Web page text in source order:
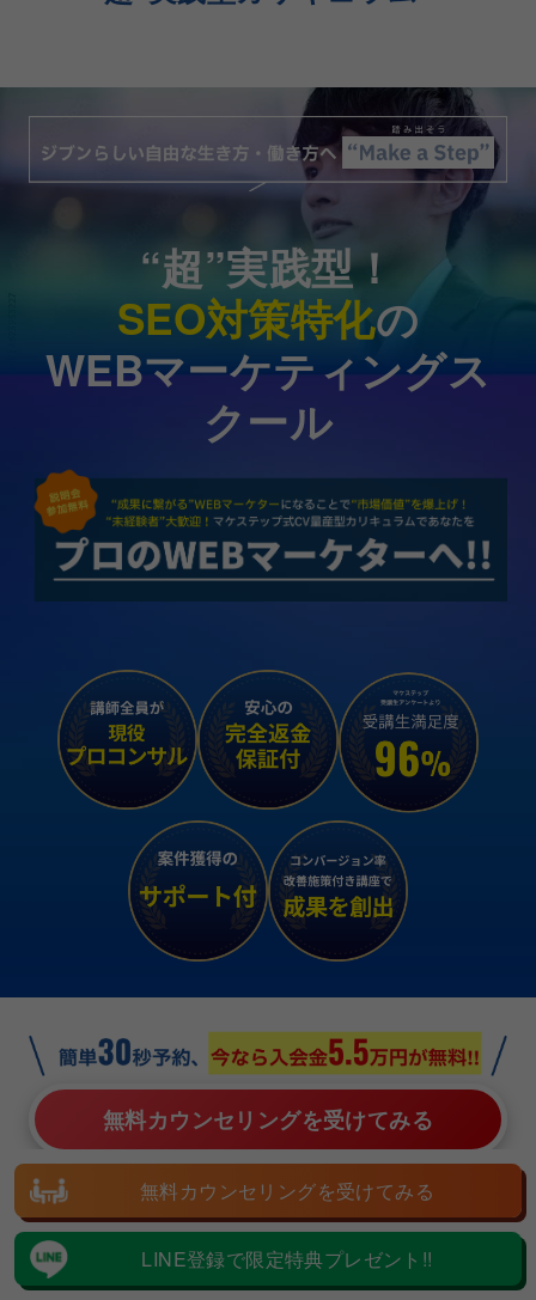
“超”実践型！
SEO対策特化の
WEBマーケティングス
クール
無料カウンセリングを受けてみる
無料カウンセリングを受けてみる
LINE登録で限定特典プレゼント!!